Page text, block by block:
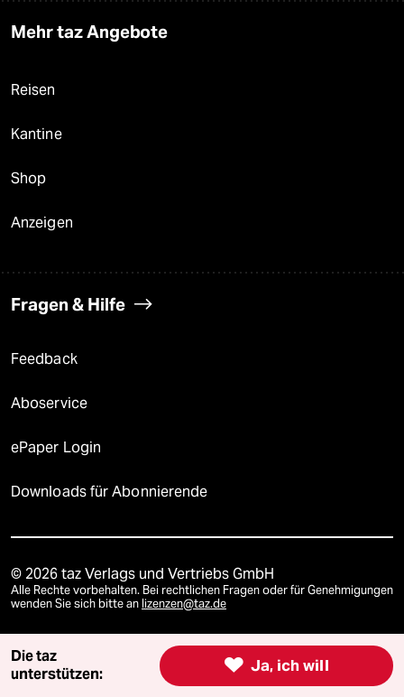
Mehr taz Angebote
Reisen
Kantine
Shop
Anzeigen
Fragen & Hilfe
Feedback
Aboservice
ePaper Login
Downloads für Abonnierende
© 2026 taz Verlags und Vertriebs GmbH
Alle Rechte vorbehalten. Bei rechtlichen Fragen oder für Genehmigungen
wenden Sie sich bitte an lizenzen@taz.de
Feedback Redaktionsstatut Kommune-Richtlinien
 Ja, ich will
Die taz
unterstützen: